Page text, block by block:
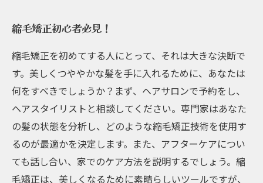
縮毛矯正初心者必見！
縮毛矯正を初めてする人にとって、それは大きな決断で
す。美しくつややかな髪を手に入れるために、あなたは
何をすべきでしょうか？まず、ヘアサロンで予約をし、
ヘアスタイリストと相談してください。専門家はあなた
の髪の状態を分析し、どのような縮毛矯正技術を使用す
るのが最適かを決定します。また、アフターケアについ
ても話し合い、家でのケア方法を説明するでしょう。縮
毛矯正は、美しくなるために素晴らしいツールですが、